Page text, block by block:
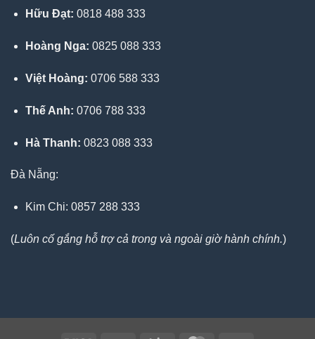
Hữu Đạt: 0818 488 333
Hoàng Nga: 0825 088 333
Việt Hoàng: 0706 588 333
Thế Anh: 0706 788 333
Hà Thanh: 0823 088 333
Đà Nẵng:
Kim Chi: 0857 288 333
(Luôn cố gắng hỗ trợ cả trong và ngoài giờ hành chính.)